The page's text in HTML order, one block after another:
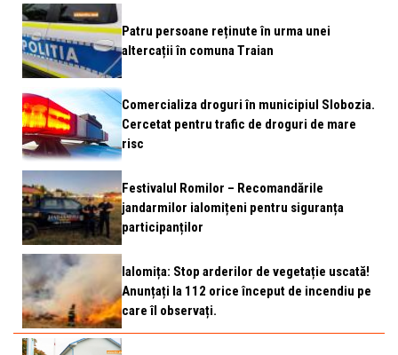
Patru persoane reținute în urma unei
altercații în comuna Traian
Comercializa droguri în municipiul Slobozia.
Cercetat pentru trafic de droguri de mare
risc
Festivalul Romilor – Recomandările
jandarmilor ialomițeni pentru siguranța
participanților
Ialomița: Stop arderilor de vegetație uscată!
Anunțați la 112 orice început de incendiu pe
care îl observați.